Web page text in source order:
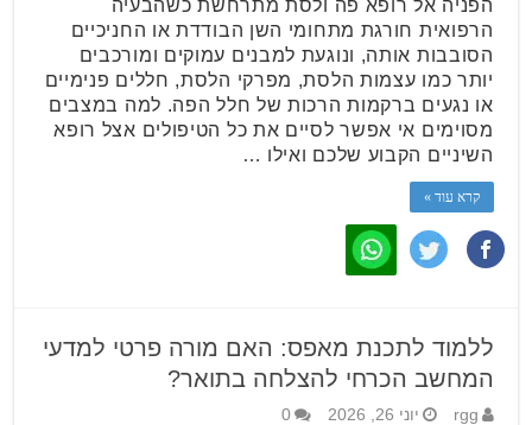
הפניה אל רופא פה ולסת מתרחשת כשהבעיה
הרפואית חורגת מתחומי השן הבודדת או החניכיים
הסובבות אותה, ונוגעת למבנים עמוקים ומורכבים
יותר כמו עצמות הלסת, מפרקי הלסת, חללים פנימיים
או נגעים ברקמות הרכות של חלל הפה. למה במצבים
מסוימים אי אפשר לסיים את כל הטיפולים אצל רופא
השיניים הקבוע שלכם ואילו …
קרא עוד »
ללמוד לתכנת מאפס: האם מורה פרטי למדעי
המחשב הכרחי להצלחה בתואר?
rgg יוני 26, 2026 0